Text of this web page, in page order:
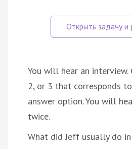
You will hear an interview.
2, or 3 that corresponds
answer option. You will
twice.
What did Jeff usually do